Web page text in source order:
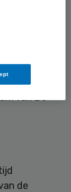
en
het
van De
de